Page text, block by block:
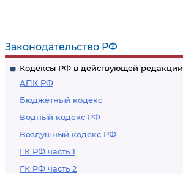
Законодательство РФ
Кодексы РФ в действующей редакции
АПК РФ
Бюджетный кодекс
Водный кодекс РФ
Воздушный кодекс РФ
ГК РФ часть 1
ГК РФ часть 2